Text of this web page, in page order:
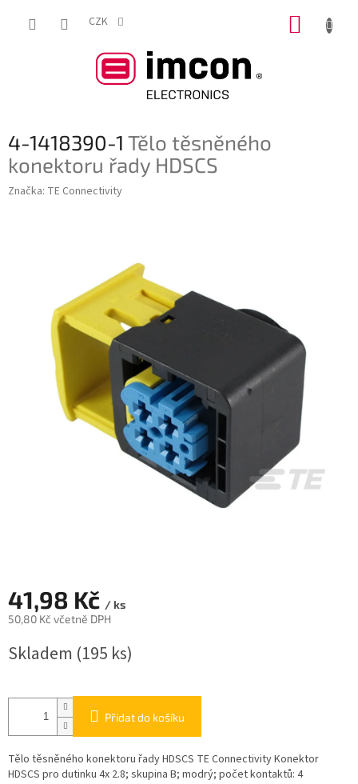
CZK
4-1418390-1 Tělo těsněného
konektoru řady HDSCS
Značka: TE Connectivity
41,98 Kč / ks
50,80 Kč včetně DPH
cena:
Skladem (195 ks)
Přidat do košíku
Tělo těsněného konektoru řady HDSCS TE Connectivity Konektor
HDSCS pro dutinku 4x 2.8; skupina B; modrý; počet kontaktů: 4